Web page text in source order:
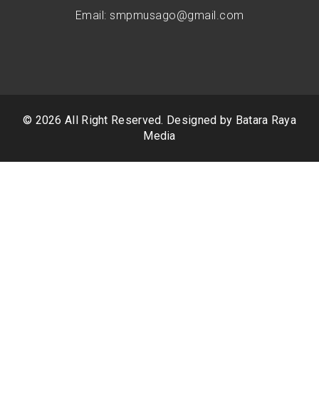
Email: smpmusago@gmail.com
© 2026 All Right Reserved. Designed by Batara Raya
Media